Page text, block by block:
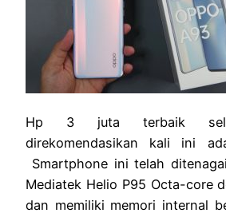
Hp 3 juta terbaik
direkomendasikan kali ini
Smartphone ini telah
Mediatek Helio P95 Octa-core
dan memiliki memori internal